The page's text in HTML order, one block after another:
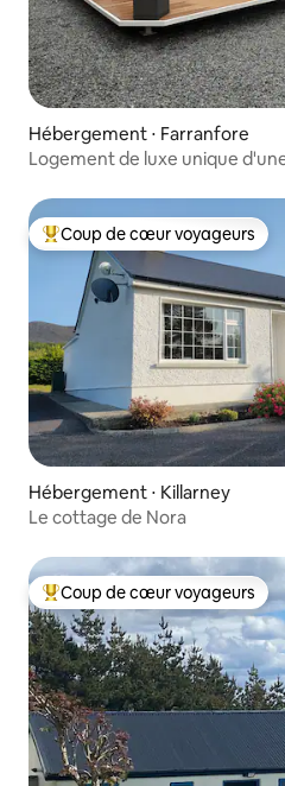
Hébergement ⋅ Farranfore
Logement de luxe unique
Coups de cœur voyageurs les
Coup de cœur voyageurs
Hébergement ⋅ Killarney
Le cottage de Nora
Coups de cœur voyageurs les
Coup de cœur voyageurs